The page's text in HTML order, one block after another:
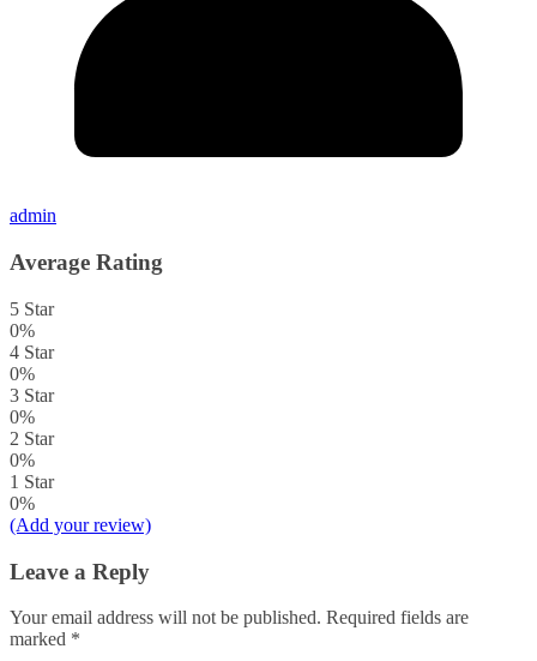
admin
Average Rating
5 Star
0%
4 Star
0%
3 Star
0%
2 Star
0%
1 Star
0%
(Add your review)
Leave a Reply
Your email address will not be published. Required fields are
marked *